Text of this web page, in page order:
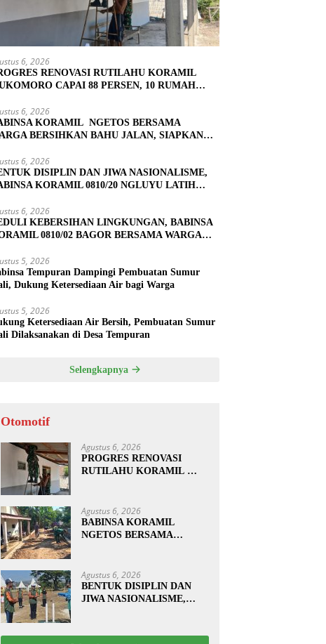
6, 2026
RENOVASI RUTILAHU KORAMIL
CAPAI 88 PERSEN, 10 RUMAH
6, 2026
KORAMIL NGETOS BERSAMA
BERSIHKAN BAHU JALAN, SIAPKAN
6, 2026
DISIPLIN DAN JIWA NASIONALISME,
KORAMIL 0810/20 NGLUYU LATIH
6, 2026
KEBERSIHAN LINGKUNGAN, BABINSA
0810/02 BAGOR BERSAMA WARGA
5, 2026
Tempuran Dampingi Pembuatan Sumur
Dukung Ketersediaan Air bagi Warga
5, 2026
Ketersediaan Air Bersih, Pembuatan Sumur
Dilaksanakan di Desa Tempuran
Selengkapnya
Otomotif
Agustus 6, 2026
PROGRES RENOVASI
RUTILAHU KORAMIL
MASUK TAHAP
PENYELESAIAN
Agustus 6, 2026
BABINSA KORAMIL
NGETOS BERSAMA
LOKASI UNTUK
PENGECORAN
Agustus 6, 2026
BENTUK DISIPLIN DAN
JIWA NASIONALISME,
PASKIBRA